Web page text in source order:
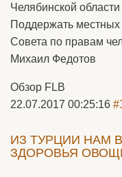
Челябинской
Поддержать местных
Совета по правам
Михаил Федотов
Обзор FLB
22.07.2017 00:25:16
ИЗ ТУРЦИИ НАМ
ЗДОРОВЬЯ